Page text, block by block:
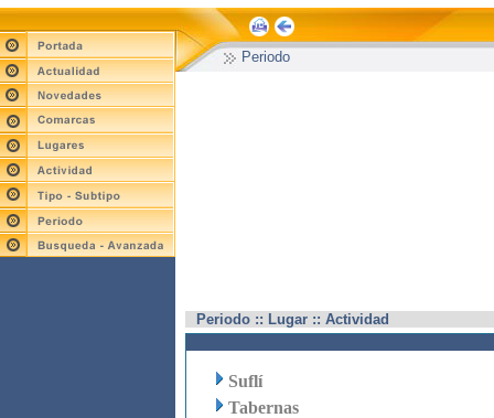
Periodo
Periodo :: Lugar :: Actividad
Suflí
Tabernas